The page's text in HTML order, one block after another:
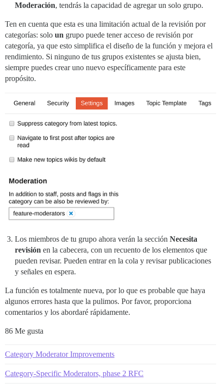
Moderación, tendrás la capacidad de agregar un solo grupo.
Ten en cuenta que esta es una limitación actual de la revisión por
categorías: solo un grupo puede tener acceso de revisión por
categoría, ya que esto simplifica el diseño de la función y mejora el
rendimiento. Si ninguno de tus grupos existentes se ajusta bien,
siempre puedes crear uno nuevo específicamente para este
propósito.
Los miembros de tu grupo ahora verán la sección Necesita
revisión en la cabecera, con un recuento de los elementos que
pueden revisar. Pueden entrar en la cola y revisar publicaciones
y señales en espera.
La función es totalmente nueva, por lo que es probable que haya
algunos errores hasta que la pulimos. Por favor, proporciona
comentarios y los abordaré rápidamente.
86 Me gusta
Category Moderator Improvements
Category-Specific Moderators, phase 2 RFC